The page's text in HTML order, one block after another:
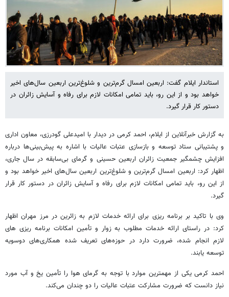
استاندار ایلام گفت: اربعین امسال گرم‌ترین و شلوغ‌ترین اربعین سال‌های اخیر
خواهد بود و از این رو، باید تمامی امکانات لازم برای رفاه و آسایش زائران در
دستور کار قرار گیرد.
به گزارش خبرآنلاین از ایلام، احمد کرمی در دیدار با امیدعلی گودرزی، معاون اداری
و پشتیبانی ستاد توسعه و بازسازی عتبات عالیات با اشاره به پیش‌بینی‌ها درباره
افزایش چشمگیر جمعیت زائران اربعین حسینی و گرمای بی‌سابقه در سال جاری،
اظهار کرد: اربعین امسال گرم‌ترین و شلوغ‌ترین اربعین سال‌های اخیر خواهد بود و
از این رو، باید تمامی امکانات لازم برای رفاه و آسایش زائران در دستور کار قرار
گیرد.
وی با تاکید بر برنامه ریزی برای ارائه خدمات لازم به زائرین در مرز مهران اظهار
کرد: در راستای ارائه خدمات مطلوب به زوار و تأمین امکانات برنامه ریزی های
لازم انجام شده، ضرورت دارد در حوزه‌های تعریف شده همکاری‌های دوسویه
توسعه یابند.
احمد کرمی یکی از مهمترین موارد با توجه به گرمای هوا را تأمین یخ و آب مورد
نیاز دانست که ضرورت مشارکت عتبات عالیات را دو چندان می‌کند.